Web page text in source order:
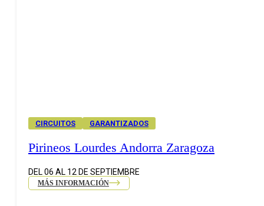
CIRCUITOS GARANTIZADOS
Pirineos Lourdes Andorra Zaragoza
DEL 06 AL 12 DE SEPTIEMBRE
MÁS INFORMACIÓN